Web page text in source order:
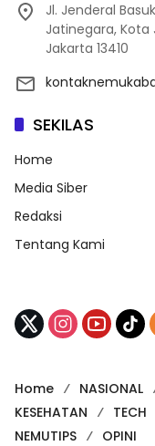
Jl. Jenderal
Jatinegara, Kota
Jakarta 13410
SEKILAS
Home
Media Siber
Redaksi
Tentang Kami
Home NASIONAL
KESEHATAN
TECH
NEMUTIPS
OPINI